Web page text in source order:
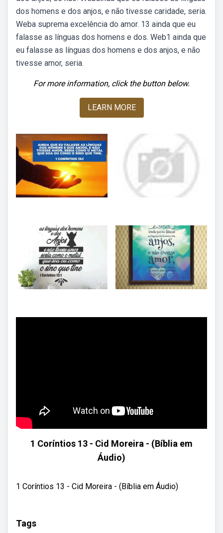
dos homens e dos anjos, e não tivesse caridade, seria.
Weba suprema excelência do amor. 13 ainda que eu
falasse as línguas dos homens e dos. Web1 ainda que
eu falasse as línguas dos homens e dos anjos, e não
tivesse amor, seria.
For more information, click the button below.
LEARN MORE
1 Coríntios 13 - Cid Moreira - (Bíblia em
Áudio)
1 Coríntios 13 - Cid Moreira - (Bíblia em Áudio)
Tags